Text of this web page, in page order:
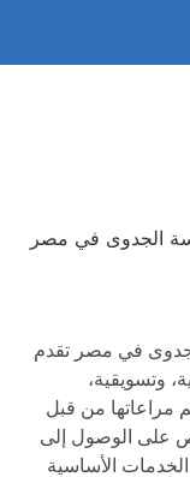
في مصر تقدم
وتسويقية،
مراعاتها من قبل
على الوصول إلى
الأساسية